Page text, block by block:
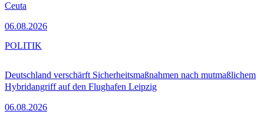
Ceuta
06.08.2026
Deutschland verschärft Sicherheitsmaßnahmen nach mutmaßlichem
Hybridangriff auf den Flughafen Leipzig
06.08.2026
POLITIK